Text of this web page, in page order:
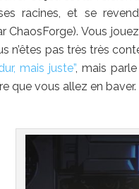
racines, et se
ChaosForge). Vous
n’êtes pas très très
mais juste”, mais parle
que vous allez en baver.